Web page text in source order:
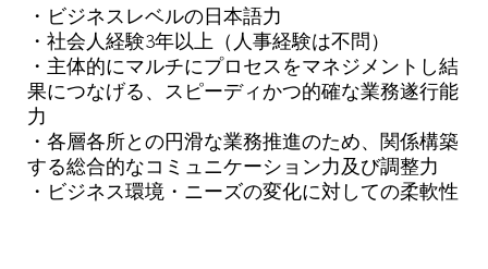
・ビジネスレベルの日本語力
・社会人経験3年以上（人事経験は不問）
・主体的にマルチにプロセスをマネジメントし結
果につなげる、スピーディかつ的確な業務遂行能
力
・各層各所との円滑な業務推進のため、関係構築
する総合的なコミュニケーション力及び調整力
・ビジネス環境・ニーズの変化に対しての柔軟性